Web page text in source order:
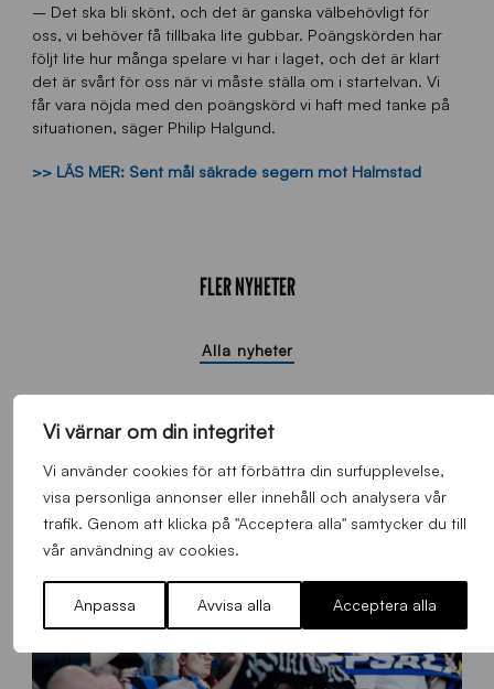
Vi värnar om din integritet
Vi använder cookies för att förbättra din surfupplevelse,
visa personliga annonser eller innehåll och analysera vår
trafik. Genom att klicka på "Acceptera alla" samtycker du till
vår användning av cookies.
Anpassa Avvisa alla Acceptera alla
– Det ska bli skönt, och det är ganska välbehövligt för
oss, vi behöver få tillbaka lite gubbar. Poängskörden har
följt lite hur många spelare vi har i laget, och det är klart
det är svårt för oss när vi måste ställa om i startelvan. Vi
får vara nöjda med den poängskörd vi haft med tanke på
situationen, säger Philip Halgund.
>> LÄS MER: Sent mål säkrade segern mot Halmstad
FLER NYHETER
Alla nyheter